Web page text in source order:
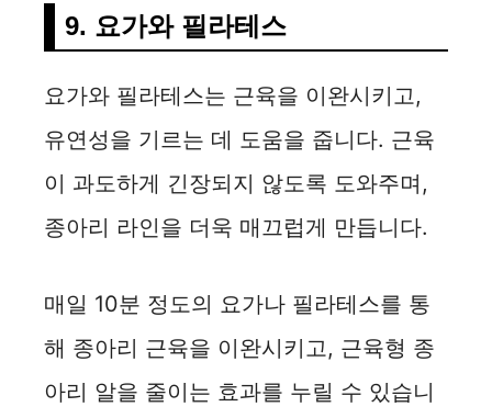
9. 요가와 필라테스
요가와 필라테스는 근육을 이완시키고,
유연성을 기르는 데 도움을 줍니다. 근육
이 과도하게 긴장되지 않도록 도와주며,
종아리 라인을 더욱 매끄럽게 만듭니다.
매일 10분 정도의 요가나 필라테스를 통
해 종아리 근육을 이완시키고, 근육형 종
아리 알을 줄이는 효과를 누릴 수 있습니